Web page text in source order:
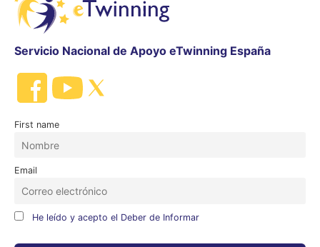
Servicio Nacional de Apoyo eTwinning España
First name
Email
He leído y acepto el Deber de Informar